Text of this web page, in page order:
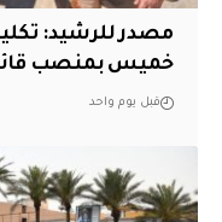
مصدر للرشيد:
خميس بمنصب قائد
قبل يوم واحد